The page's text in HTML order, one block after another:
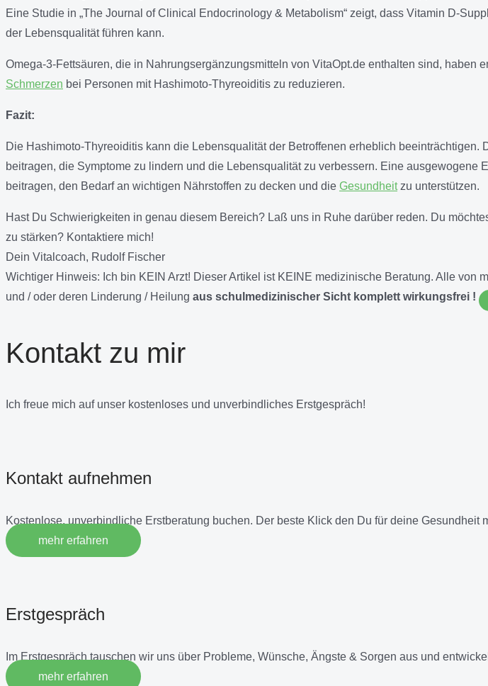
Eine Studie in „The Journal of Clinical Endocrinology & Metabolism“ zeigt, dass Vitamin D-
der Lebensqualität führen kann.
Omega-3-Fettsäuren, die in Nahrungsergänzungsmitteln von VitaOpt.de enthalten sind,
Schmerzen bei Personen mit Hashimoto-Thyreoiditis zu reduzieren.
Fazit:
Die Hashimoto-Thyreoiditis kann die Lebensqualität der Betroffenen erheblich
beitragen, die Symptome zu lindern und die Lebensqualität zu verbessern. Eine
beitragen, den Bedarf an wichtigen Nährstoffen zu decken und die Gesundheitzu unterstützen.
Hast Du Schwierigkeiten in genau diesem Bereich? Laß uns in Ruhe darüber reden. Du
zu stärken? Kontaktiere mich!
Dein Vitalcoach, Rudolf Fischer
Wichtiger Hinweis: Ich bin KEIN Arzt! Dieser Artikel ist KEINE medizinische Beratung. Alle
und / oder deren Linderung / Heilung aus schulmedizinischer Sicht komplett wirkungsfrei !
Kontakt zu mir
Ich freue mich auf unser kostenloses und unverbindliches Erstgespräch!
Kontakt aufnehmen
Kostenlose, unverbindliche Erstberatung buchen. Der beste Klick den Du für deine Gesundheit
mehr erfahren
Erstgespräch
Im Erstgespräch tauschen wir uns über Probleme, Wünsche, Ängste & Sorgen aus und
mehr erfahren